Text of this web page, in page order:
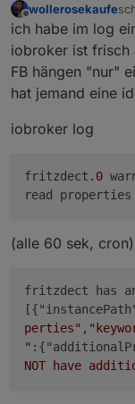
Offline
wollerosekaufe
ich habe im log
iobroker ist frisch
FB hängen "nur"
hat jemand eine
iobroker log
fritzdect .0
read properties
(alle 60 sek, cron)
fritzdect has
perties" ,
"
NOT have